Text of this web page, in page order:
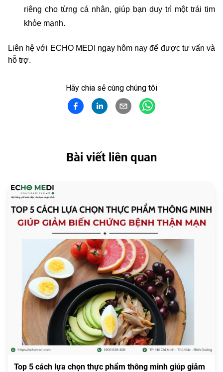
riêng cho từng cá nhân, giúp bạn duy trì một trái tim
khỏe mạnh.
Liên hệ với ECHO MEDI ngay hôm nay để được tư vấn và
hỗ trợ.
Hãy chia sẻ cùng chúng tôi
Bài viết liên quan
Top 5 cách lựa chọn thực phẩm thông minh giúp giảm